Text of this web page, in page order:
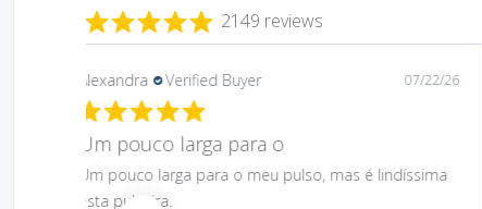
2149 reviews
Daniela Verified Buyer 08/06/26
Gostei muito bem linda 😊
Gostei muito bem linda 😊